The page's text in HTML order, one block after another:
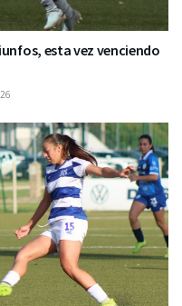
esta vez venciendo